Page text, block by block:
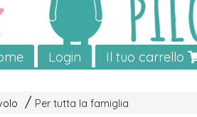
Login Il tuo carrello
Per tutta la famiglia